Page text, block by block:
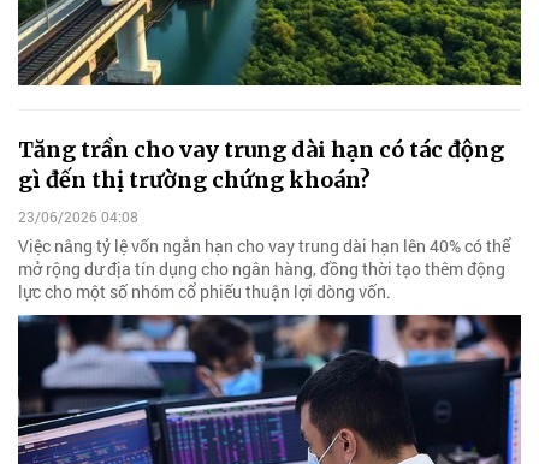
Tăng trần cho vay trung dài hạn có tác động
gì đến thị trường chứng khoán?
23/06/2026 04:08
Việc nâng tỷ lệ vốn ngắn hạn cho vay trung dài hạn lên 40% có thể
mở rộng dư địa tín dụng cho ngân hàng, đồng thời tạo thêm động
lực cho một số nhóm cổ phiếu thuận lợi dòng vốn.